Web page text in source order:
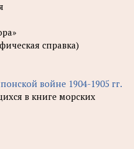
справка)
войне 1904-1905 гг.
в книге морских